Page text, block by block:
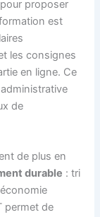
proposer
est
les consignes
en ligne. Ce
de
de plus en
durable : tri
permet de